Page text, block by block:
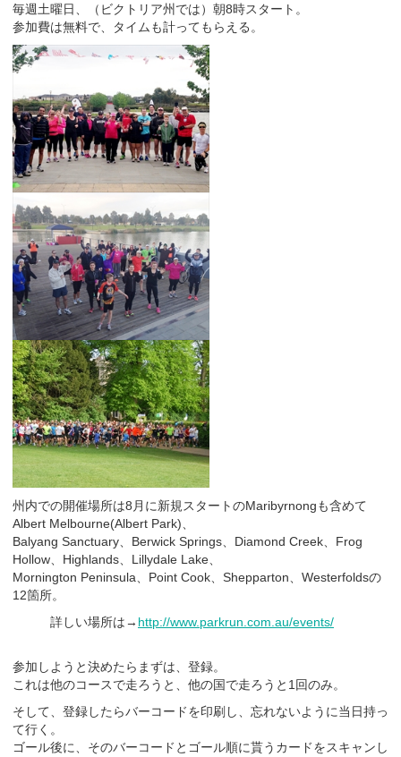
毎週土曜日、（ビクトリア州では）朝8時スタート。
参加費は無料で、タイムも計ってもらえる。
州内での開催場所は8月に新規スタートのMaribyrnongも含めて
Albert Melbourne(Albert Park)、
Balyang Sanctuary、Berwick Springs、Diamond Creek、Frog
Hollow、Highlands、Lillydale Lake、
Mornington Peninsula、Point Cook、Shepparton、Westerfoldsの
12箇所。
詳しい場所は→ http://www.parkrun.com.au/events/
参加しようと決めたらまずは、登録。
これは他のコースで走ろうと、他の国で走ろうと1回のみ。
そして、登録したらバーコードを印刷し、忘れないように当日持っ
て行く。
ゴール後に、そのバーコードとゴール順に貰うカードをスキャンし